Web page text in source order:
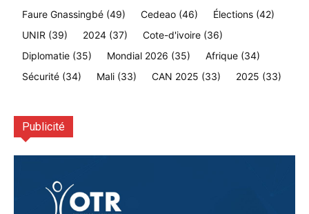
Faure Gnassingbé (49) Cedeao (46) Élections (42)
UNIR (39) 2024 (37) Cote-d'ivoire (36)
Diplomatie (35) Mondial 2026 (35) Afrique (34)
Sécurité (34) Mali (33) CAN 2025 (33) 2025 (33)
Publicité